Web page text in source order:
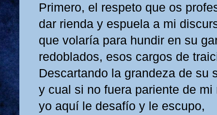
Primero, el respeto que os
dar rienda y espuela a mi
que volaría para hundir en su
redoblados, esos cargos de
Descartando la grandeza de su
y cual si no fuera pariente de mi
yo aquí le desafío y le escupo,